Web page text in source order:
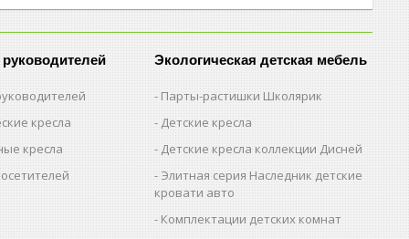
кресла
кресла
Экологическая детская мебель
Парты-растишки Школярик
Детские кресла
Детские кресла коллекции Дисней
Элитная серия Наследник детские
кровати авто
Комплектации детских комнат